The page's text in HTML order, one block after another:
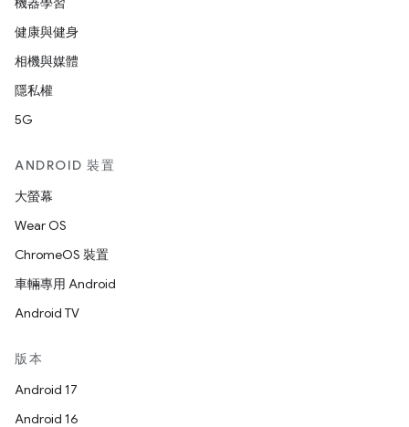
健康與健身
相機與媒體
隱私權
5G
ANDROID 裝置
大螢幕
Wear OS
ChromeOS 裝置
車輛專用 Android
Android TV
版本
Android 17
Android 16